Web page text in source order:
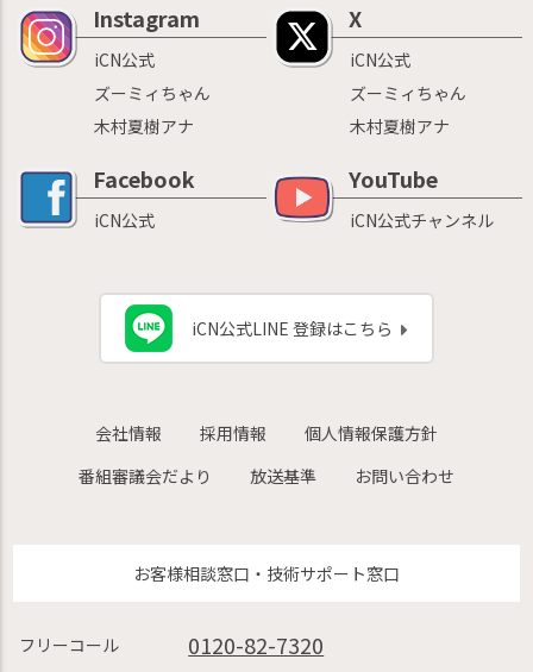
Instagram
iCN公式
ズーミィちゃん
木村夏樹アナ
X
iCN公式
ズーミィちゃん
木村夏樹アナ
Facebook
iCN公式
YouTube
iCN公式チャンネル
iCN公式LINE 登録はこちら
会社情報 採用情報
個人情報保護方針
番組審議会だより
放送基準 お問い合わせ
お客様相談窓口・技術サポート窓口
フリーコール 0120-82-7320